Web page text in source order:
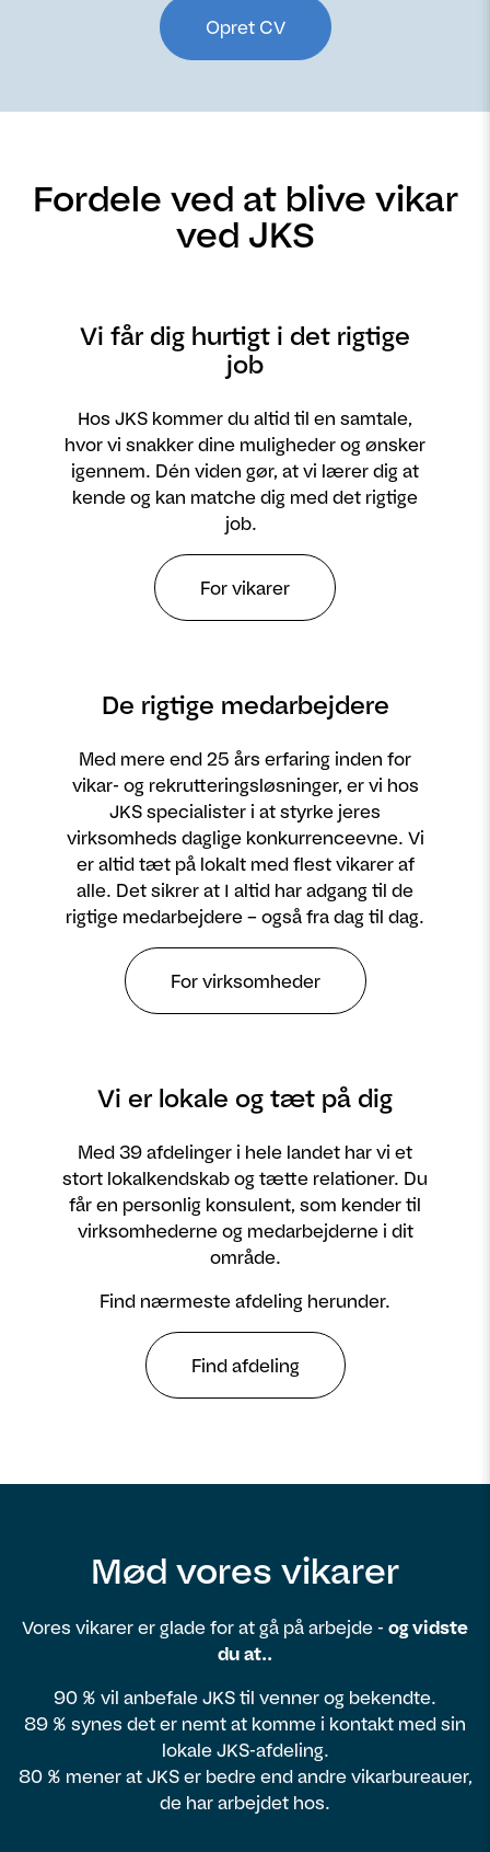
Opret CV
Fordele ved at blive vikar
ved JKS
Vi får dig hurtigt i det rigtige
job
Hos JKS kommer du altid til en samtale,
hvor vi snakker dine muligheder og ønsker
igennem. Dén viden gør, at vi lærer dig at
kende og kan matche dig med det rigtige
job.
For vikarer
De rigtige medarbejdere
Med mere end 25 års erfaring inden for
vikar- og rekrutteringsløsninger, er vi hos
JKS specialister i at styrke jeres
virksomheds daglige konkurrenceevne. Vi
er altid tæt på lokalt med flest vikarer af
alle. Det sikrer at I altid har adgang til de
rigtige medarbejdere – også fra dag til dag.
For virksomheder
Vi er lokale og tæt på dig
Med 39 afdelinger i hele landet har vi et
stort lokalkendskab og tætte relationer. Du
får en personlig konsulent, som kender til
virksomhederne og medarbejderne i dit
område.
Find nærmeste afdeling herunder.
Find afdeling
Mød vores vikarer
Vores vikarer er glade for at gå på arbejde - og vidste
du at..
90 % vil anbefale JKS til venner og bekendte.
89 % synes det er nemt at komme i kontakt med sin
lokale JKS-afdeling.
80 % mener at JKS er bedre end andre vikarbureauer,
de har arbejdet hos.